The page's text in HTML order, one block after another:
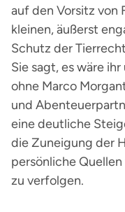
auf den Vorsitz von
kleinen, äußerst
Schutz der
Sie sagt, es wäre
ohne Marco
und
eine deutliche
die Zuneigung der
persönliche
zu verfolgen.